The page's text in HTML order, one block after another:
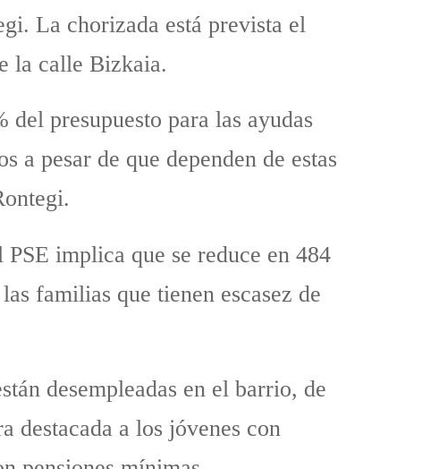
La chorizada está prevista el
la calle Bizkaia.
presupuesto para las ayudas
a pesar de que dependen de estas
implica que se reduce en 484
familias que tienen escasez de
desempleadas en el barrio, de
destacada a los jóvenes con